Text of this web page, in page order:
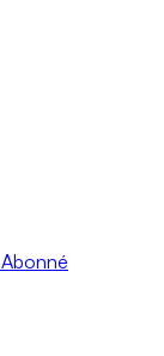
Abonné